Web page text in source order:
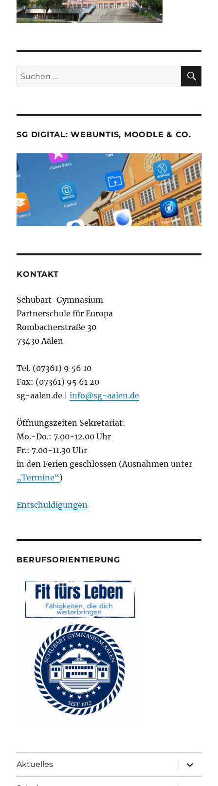
Suche
nach:
SG DIGITAL: WEBUNTIS, MOODLE & CO.
KONTAKT
Schubart-Gymnasium
Partnerschule für Europa
Rombacherstraße 30
73430 Aalen
Tel. (07361) 9 56 10
Fax: (07361) 95 61 20
sg-aalen.de |info@sg-aalen.de
Öffnungszeiten Sekretariat:
Mo.-Do.: 7.00-12.00 Uhr
Fr.: 7.00-11.30 Uhr
in den Ferien geschlossen (Ausnahmen unter
„Termine“)
Entschuldigungen
BERUFSORIENTIERUNG
Aktuelles
anzeigen